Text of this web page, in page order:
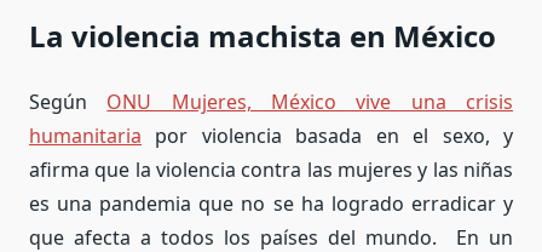
La violencia machista en México
Según ONU Mujeres, México vive una crisis
humanitaria por violencia basada en el sexo, y
afirma que la violencia contra las mujeres y las niñas
es una pandemia que no se ha logrado erradicar y
que afecta a todos los países del mundo. En un